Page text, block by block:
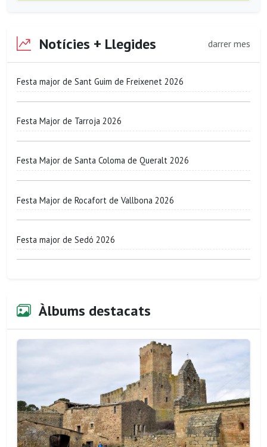
Notícies + Llegides darrer mes
Festa major de Sant Guim de Freixenet 2026
Festa Major de Tarroja 2026
Festa Major de Santa Coloma de Queralt 2026
Festa Major de Rocafort de Vallbona 2026
Festa major de Sedó 2026
Àlbums destacats